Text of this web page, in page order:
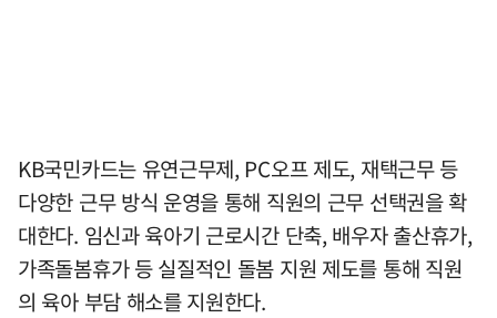
KB국민카드는 유연근무제, PC오프 제도, 재택근무 등
다양한 근무 방식 운영을 통해 직원의 근무 선택권을 확
대한다. 임신과 육아기 근로시간 단축, 배우자 출산휴가,
가족돌봄휴가 등 실질적인 돌봄 지원 제도를 통해 직원
의 육아 부담 해소를 지원한다.